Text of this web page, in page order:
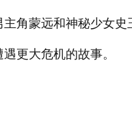
角蒙远和神秘少女
更大危机的故事。